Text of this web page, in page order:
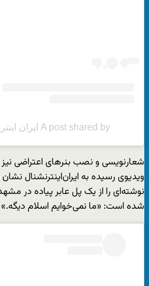
A post shared by ایران اینترنشنال (@iranintltv)
شعارنویسی و نصب بنرهای اعتراضی
ویدیوی رسیده به ایران‌اینترنشنال
نوشته‌ای را از یک پل عابر پیاده در
شده است: «ما نمی‌خوایم اسلام دیگه.»